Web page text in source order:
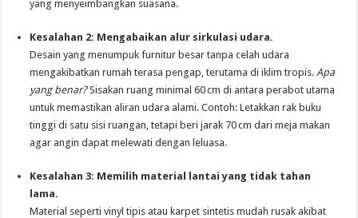
yang menyeimbangkan suasana.
Kesalahan 2: Mengabaikan alur sirkulasi udara.
Desain yang menumpuk furnitur besar tanpa celah udara
mengakibatkan rumah terasa pengap, terutama di iklim tropis.Apa
yang benar?Sisakan ruang minimal 60 cm di antara perabot utama
untuk memastikan aliran udara alami. Contoh: Letakkan rak buku
tinggi di satu sisi ruangan, tetapi beri jarak 70 cm dari meja makan
agar angin dapat melewati dengan leluasa.
Kesalahan 3: Memilih material lantai yang tidak tahan
lama.
Material seperti vinyl tipis atau karpet sintetis mudah rusak akibat